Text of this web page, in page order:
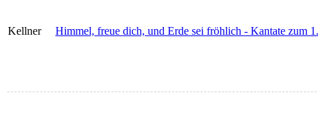
Kellner Himmel, freue dich, und Erde sei fröhlich - Kantate zum